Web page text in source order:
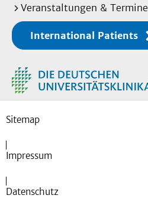
Veranstaltungen & Termine
International Patients
Sitemap
Impressum
Datenschutz